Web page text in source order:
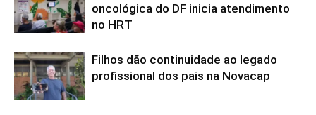
oncológica do DF inicia atendimento
no HRT
Filhos dão continuidade ao legado
profissional dos pais na Novacap